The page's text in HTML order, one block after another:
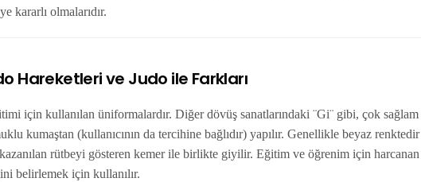
kararlı olmalarıdır.
Hareketleri ve Judo ile Farkları
için kullanılan üniformalardır. Diğer dövüş sanatlarındaki ¨Gi¨ gibi, çok sağlam
kumaştan (kullanıcının da tercihine bağlıdır) yapılır. Genellikle beyaz renktedir
rütbeyi gösteren kemer ile birlikte giyilir. Eğitim ve öğrenim için harcanan
belirlemek için kullanılır.